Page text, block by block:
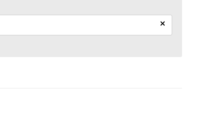
×